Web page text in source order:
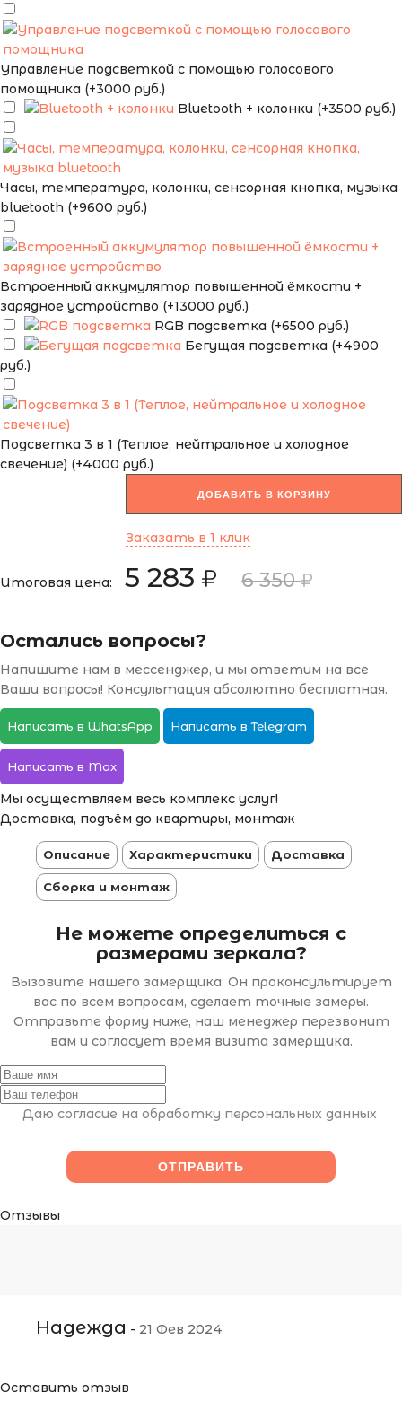
Управление подсветкой с помощью голосового
помощника (+3000 руб.)
Bluetooth + колонки (+3500 руб.)
Часы, температура, колонки, сенсорная кнопка, музыка
bluetooth (+9600 руб.)
Встроенный аккумулятор повышенной ёмкости +
зарядное устройство (+13000 руб.)
RGB подсветка (+6500 руб.)
Бегущая подсветка (+4900
руб.)
Подсветка 3 в 1 (Теплое, нейтральное и холодное
свечение) (+4000 руб.)
ДОБАВИТЬ В КОРЗИНУ
Заказать в 1 клик
Итоговая цена: 5 283 6 350
Остались вопросы?
Напишите нам в мессенджер, и мы ответим на все
Ваши вопросы! Консультация абсолютно бесплатная.
Написать в WhatsApp Написать в Telegram
Написать в Max
Мы осуществляем весь комплекс услуг!
Доставка, подъём до квартиры, монтаж
Описание Характеристики Доставка
Сборка и монтаж
Не можете определиться с
размерами зеркала?
Вызовите нашего замерщика. Он проконсультирует
вас по всем вопросам, сделает точные замеры.
Отправьте форму ниже, наш менеджер перезвонит
вам и согласует время визита замерщика.
Даю согласие на обработку персональных данных
Отзывы
Надежда - 21 Фев 2024
Оставить отзыв